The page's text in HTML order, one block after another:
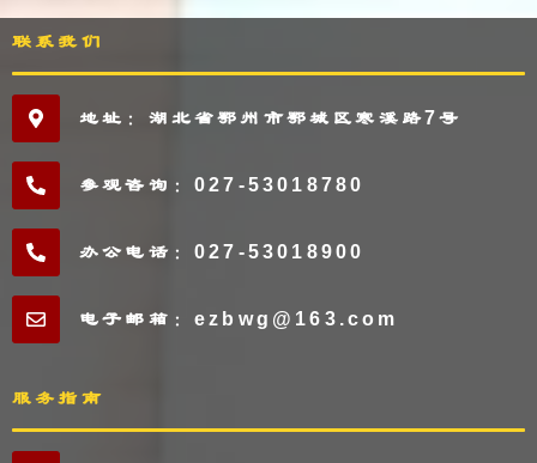
联系我们
地址：湖北省鄂州市鄂城区寒溪路7号
参观咨询：027-53018780
办公电话：027-53018900
电子邮箱：ezbwg@163.com
服务指南